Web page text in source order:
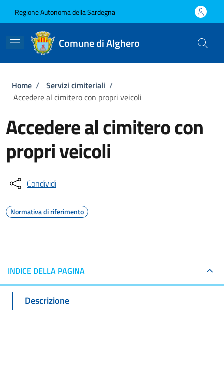
Regione Autonoma della Sardegna
Comune di Alghero
Briciole di pane
Home / Servizi cimiteriali /
Accedere al cimitero con propri veicoli
Accedere al cimitero con
propri veicoli
Condividi
Normativa di riferimento
INDICE DELLA PAGINA
Descrizione